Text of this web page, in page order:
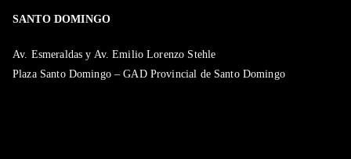
SANTO DOMINGO
Av. Esmeraldas y Av. Emilio Lorenzo Stehle
Plaza Santo Domingo – GAD Provincial de Santo Domingo